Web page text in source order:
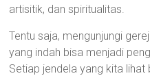
artisitik, dan spiritualitas.
Tentu saja, mengunjungi
yang indah bisa menjadi
Setiap jendela yang kita